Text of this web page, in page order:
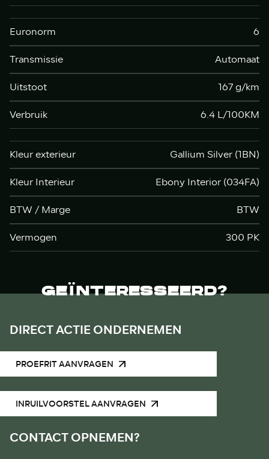
Euronorm
6
Transmissie
Automaat
Uitstoot
167 g/km
Verbruik
6.4 L/100KM
Kleur exterieur
Gallium Silver (1BN)
Kleur Interieur
Ebony Interior (034FA)
BTW / Marge
BTW
Vermogen
300 PK
GEÏNTERESSEERD?
DIRECT ACTIE ONDERNEMEN
PROEFRIT AANVRAGEN
INRUILVOORSTEL AANVRAGEN
CONTACT OPNEMEN?